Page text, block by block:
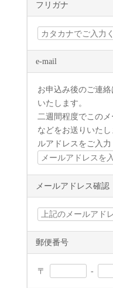
フリガナ
e-mail
お申込み後のご連
いたします。
二週間程度でこの
などをお送りいた
ルアドレスをご入力
メールアドレス確認
郵便番号
〒 -